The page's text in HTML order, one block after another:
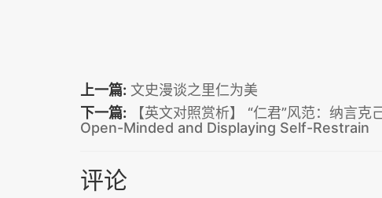
上一篇: 文史漫谈之里仁为美
下一篇:
【英文对照赏析】 “仁君”风范：纳言
Open-Minded and Displaying Self-Restrain
评论